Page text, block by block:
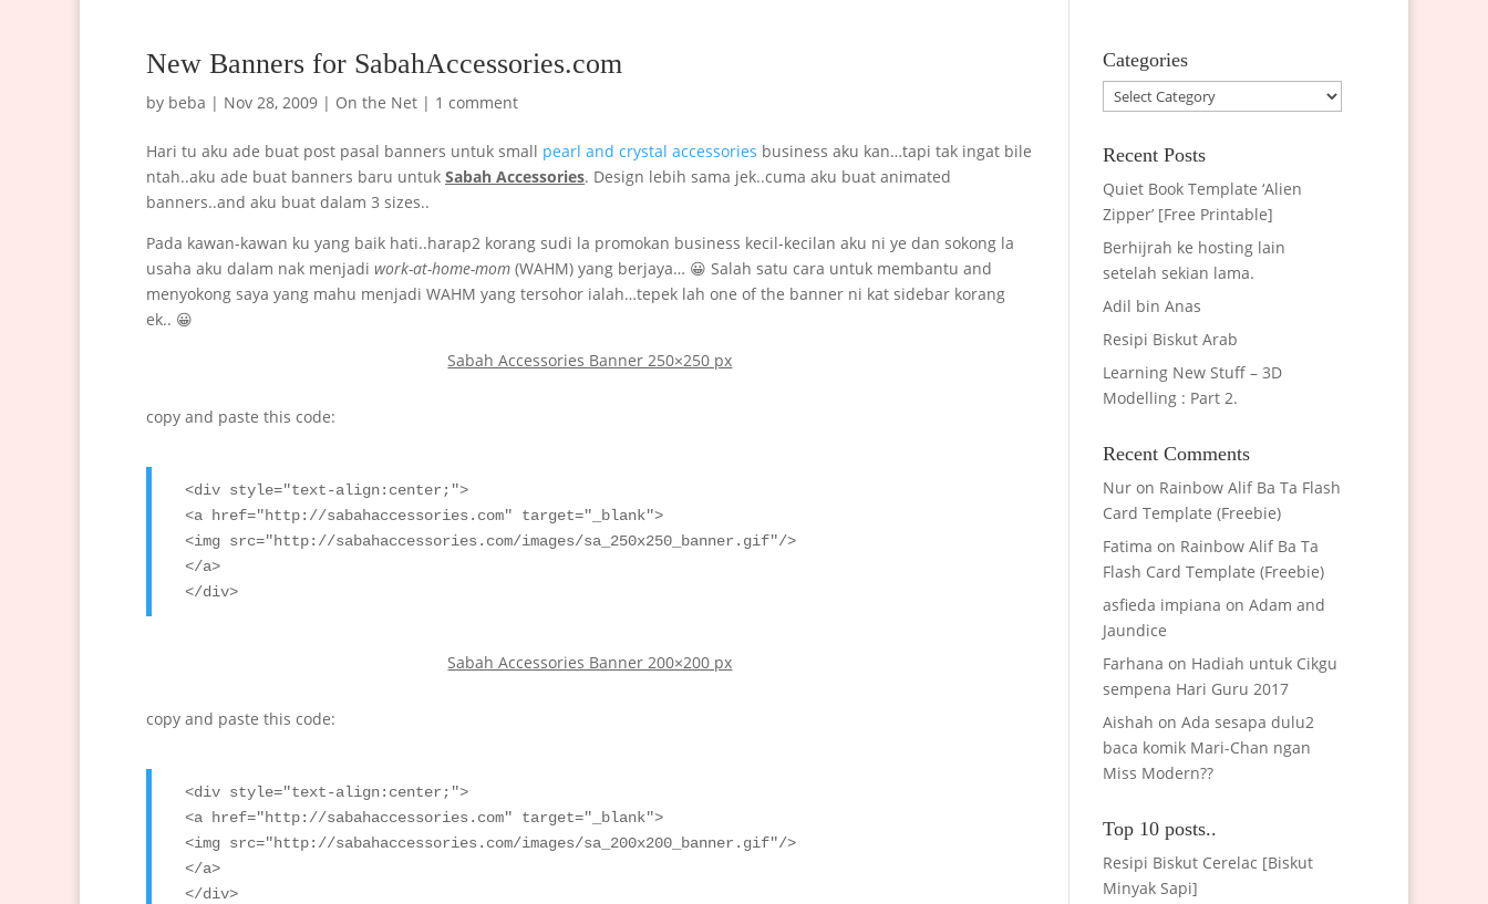
New Banners for SabahAccessories.com
by beba | Nov 28, 2009 | On the Net | 1 comment
Hari tu aku ade buat post pasal banners untuk small pearl and crystal accessories business aku kan…tapi tak ingat bile
ntah..aku ade buat banners baru untuk Sabah Accessories. Design lebih sama jek..cuma aku buat animated
banners..and aku buat dalam 3 sizes..
Pada kawan-kawan ku yang baik hati..harap2 korang sudi la promokan business kecil-kecilan aku ni ye dan sokong la
usaha aku dalam nak menjadi work-at-home-mom (WAHM) yang berjaya… 😀 Salah satu cara untuk membantu and
menyokong saya yang mahu menjadi WAHM yang tersohor ialah…tepek lah one of the banner ni kat sidebar korang
ek.. 😀
Sabah Accessories Banner 250×250 px
copy and paste this code:
<div style="text-align:center;">
<a href="http://sabahaccessories.com" target="_blank">
<img src="http://sabahaccessories.com/images/sa_250x250_banner.gif"/>
</a>
</div>
Sabah Accessories Banner 200×200 px
copy and paste this code:
<div style="text-align:center;">
<a href="http://sabahaccessories.com" target="_blank">
<img src="http://sabahaccessories.com/images/sa_200x200_banner.gif"/>
</a>
</div>
Categories
Categories
Recent Posts
Quiet Book Template ‘Alien
Zipper’ [Free Printable]
Berhijrah ke hosting lain
setelah sekian lama.
Adil bin Anas
Resipi Biskut Arab
Learning New Stuff – 3D
Modelling : Part 2.
Recent Comments
Nur on Rainbow Alif Ba Ta Flash
Card Template (Freebie)
Fatima on Rainbow Alif Ba Ta
Flash Card Template (Freebie)
asfieda impiana onAdam and
Jaundice
Farhana on Hadiah untuk Cikgu
sempena Hari Guru 2017
Aishah onAda sesapa dulu2
baca komik Mari-Chan ngan
Miss Modern??
Top 10 posts..
Resipi Biskut Cerelac [Biskut
Minyak Sapi]